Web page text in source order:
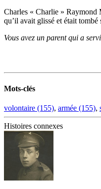
Charles « Charlie » Raymond
qu’il avait glissé et était
Vous avez un parent qui a
Mots-clés
volontaire (155), armée (155),
Histoires connexes